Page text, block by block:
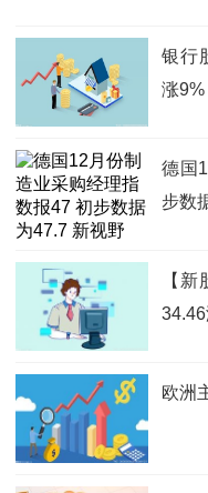
银行
涨
德国
步数
【
欧洲